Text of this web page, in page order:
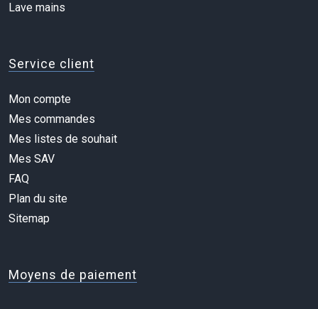
Lave mains
Service client
Mon compte
Mes commandes
Mes listes de souhait
Mes SAV
FAQ
Plan du site
Sitemap
Moyens de paiement